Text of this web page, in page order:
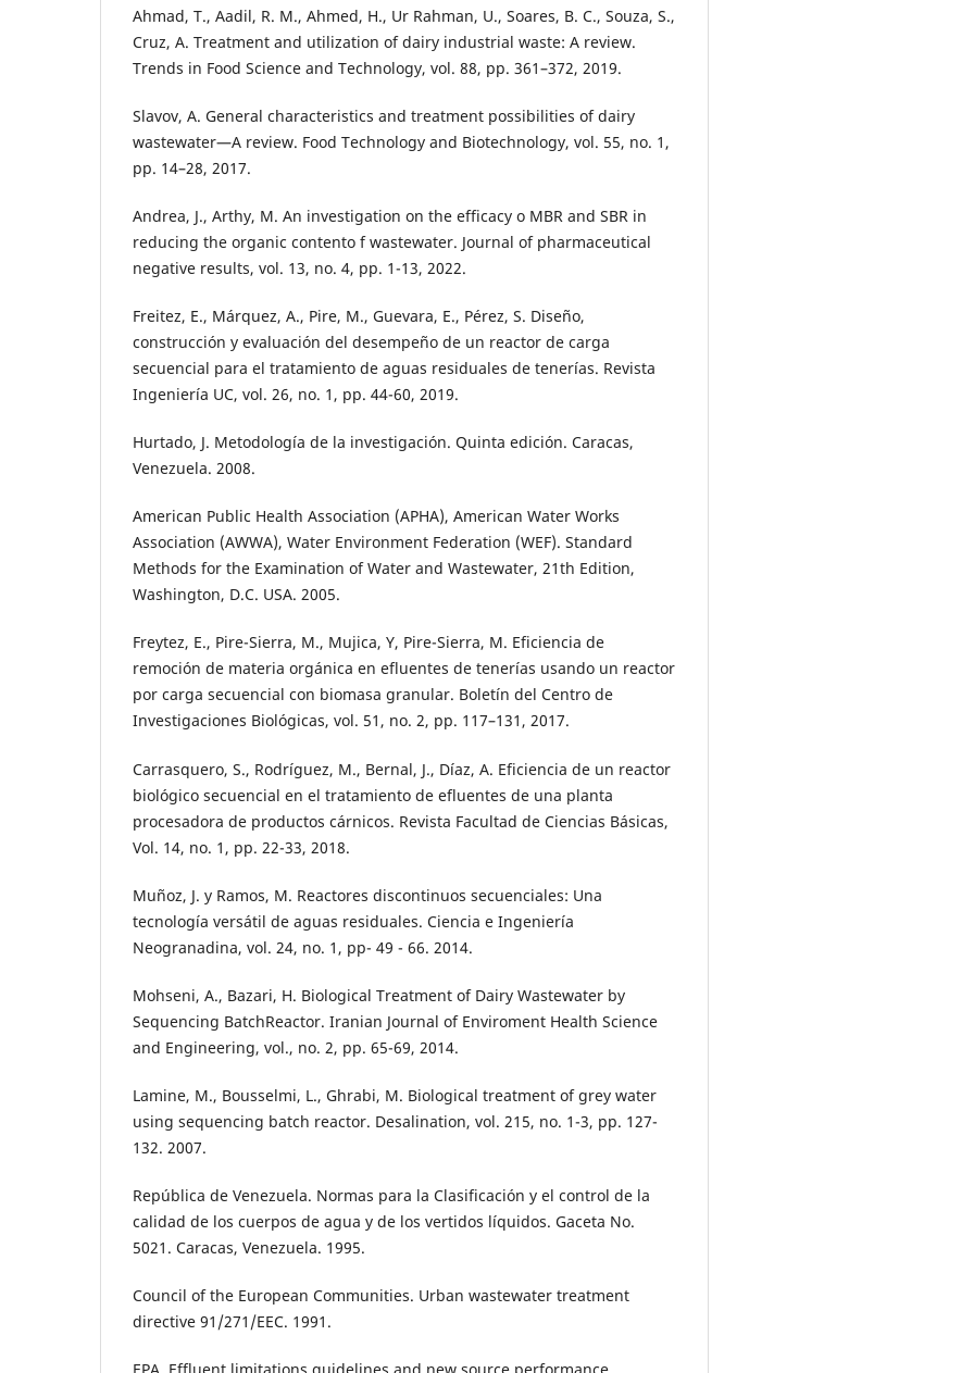
Ahmad, T., Aadil, R. M., Ahmed, H., Ur Rahman, U., Soares, B. C., Souza, S.,
Cruz, A. Treatment and utilization of dairy industrial waste: A review.
Trends in Food Science and Technology, vol. 88, pp. 361–372, 2019.
Slavov, A. General characteristics and treatment possibilities of dairy
wastewater—A review. Food Technology and Biotechnology, vol. 55, no. 1,
pp. 14–28, 2017.
Andrea, J., Arthy, M. An investigation on the efficacy o MBR and SBR in
reducing the organic contento f wastewater. Journal of pharmaceutical
negative results, vol. 13, no. 4, pp. 1-13, 2022.
Freitez, E., Márquez, A., Pire, M., Guevara, E., Pérez, S. Diseño,
construcción y evaluación del desempeño de un reactor de carga
secuencial para el tratamiento de aguas residuales de tenerías. Revista
Ingeniería UC, vol. 26, no. 1, pp. 44-60, 2019.
Hurtado, J. Metodología de la investigación. Quinta edición. Caracas,
Venezuela. 2008.
American Public Health Association (APHA), American Water Works
Association (AWWA), Water Environment Federation (WEF). Standard
Methods for the Examination of Water and Wastewater, 21th Edition,
Washington, D.C. USA. 2005.
Freytez, E., Pire-Sierra, M., Mujica, Y, Pire-Sierra, M. Eficiencia de
remoción de materia orgánica en efluentes de tenerías usando un reactor
por carga secuencial con biomasa granular. Boletín del Centro de
Investigaciones Biológicas, vol. 51, no. 2, pp. 117–131, 2017.
Carrasquero, S., Rodríguez, M., Bernal, J., Díaz, A. Eficiencia de un reactor
biológico secuencial en el tratamiento de efluentes de una planta
procesadora de productos cárnicos. Revista Facultad de Ciencias Básicas,
Vol. 14, no. 1, pp. 22-33, 2018.
Muñoz, J. y Ramos, M. Reactores discontinuos secuenciales: Una
tecnología versátil de aguas residuales. Ciencia e Ingeniería
Neogranadina, vol. 24, no. 1, pp- 49 - 66. 2014.
Mohseni, A., Bazari, H. Biological Treatment of Dairy Wastewater by
Sequencing BatchReactor. Iranian Journal of Enviroment Health Science
and Engineering, vol., no. 2, pp. 65-69, 2014.
Lamine, M., Bousselmi, L., Ghrabi, M. Biological treatment of grey water
using sequencing batch reactor. Desalination, vol. 215, no. 1-3, pp. 127-
132. 2007.
República de Venezuela. Normas para la Clasificación y el control de la
calidad de los cuerpos de agua y de los vertidos líquidos. Gaceta No.
5021. Caracas, Venezuela. 1995.
Council of the European Communities. Urban wastewater treatment
directive 91/271/EEC. 1991.
EPA. Effluent limitations guidelines and new source performance